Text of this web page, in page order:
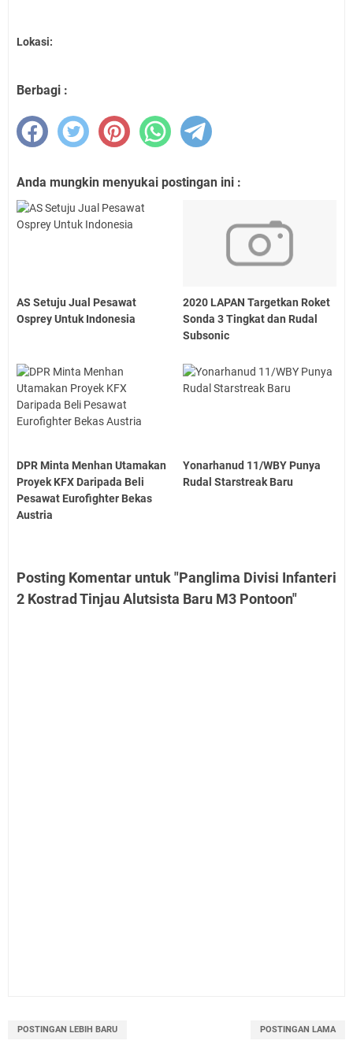
Lokasi:
Berbagi :
Anda mungkin menyukai postingan ini :
AS Setuju Jual Pesawat
Osprey Untuk Indonesia
2020 LAPAN Targetkan Roket
Sonda 3 Tingkat dan Rudal
Subsonic
DPR Minta Menhan Utamakan
Proyek KFX Daripada Beli
Pesawat Eurofighter Bekas
Austria
Yonarhanud 11/WBY Punya
Rudal Starstreak Baru
Posting Komentar untuk "Panglima Divisi Infanteri
2 Kostrad Tinjau Alutsista Baru M3 Pontoon"
POSTINGAN LEBIH BARU POSTINGAN LAMA